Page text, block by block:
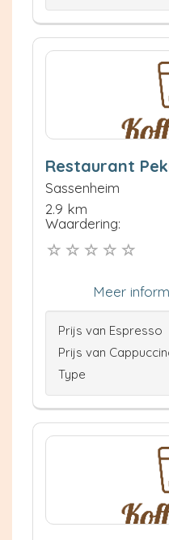
Restaurant
Sassenheim
2.9 km
Waardering:
Meer
Prijs van Espresso
Prijs van
Type